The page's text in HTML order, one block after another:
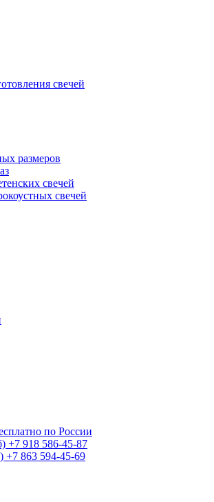
свечей
размеров
свечей
свечей
по России
+7 918 586-45-87
+7 863 594-45-69